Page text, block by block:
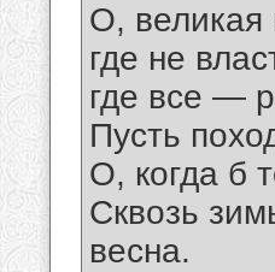
О, великая
где не
где все —
Пусть
О, когда б
Сквозь
весна.